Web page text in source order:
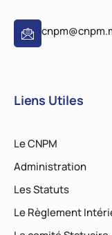
Liens Utiles
Le CNPM
Administration
Les Statuts
Le Règlement